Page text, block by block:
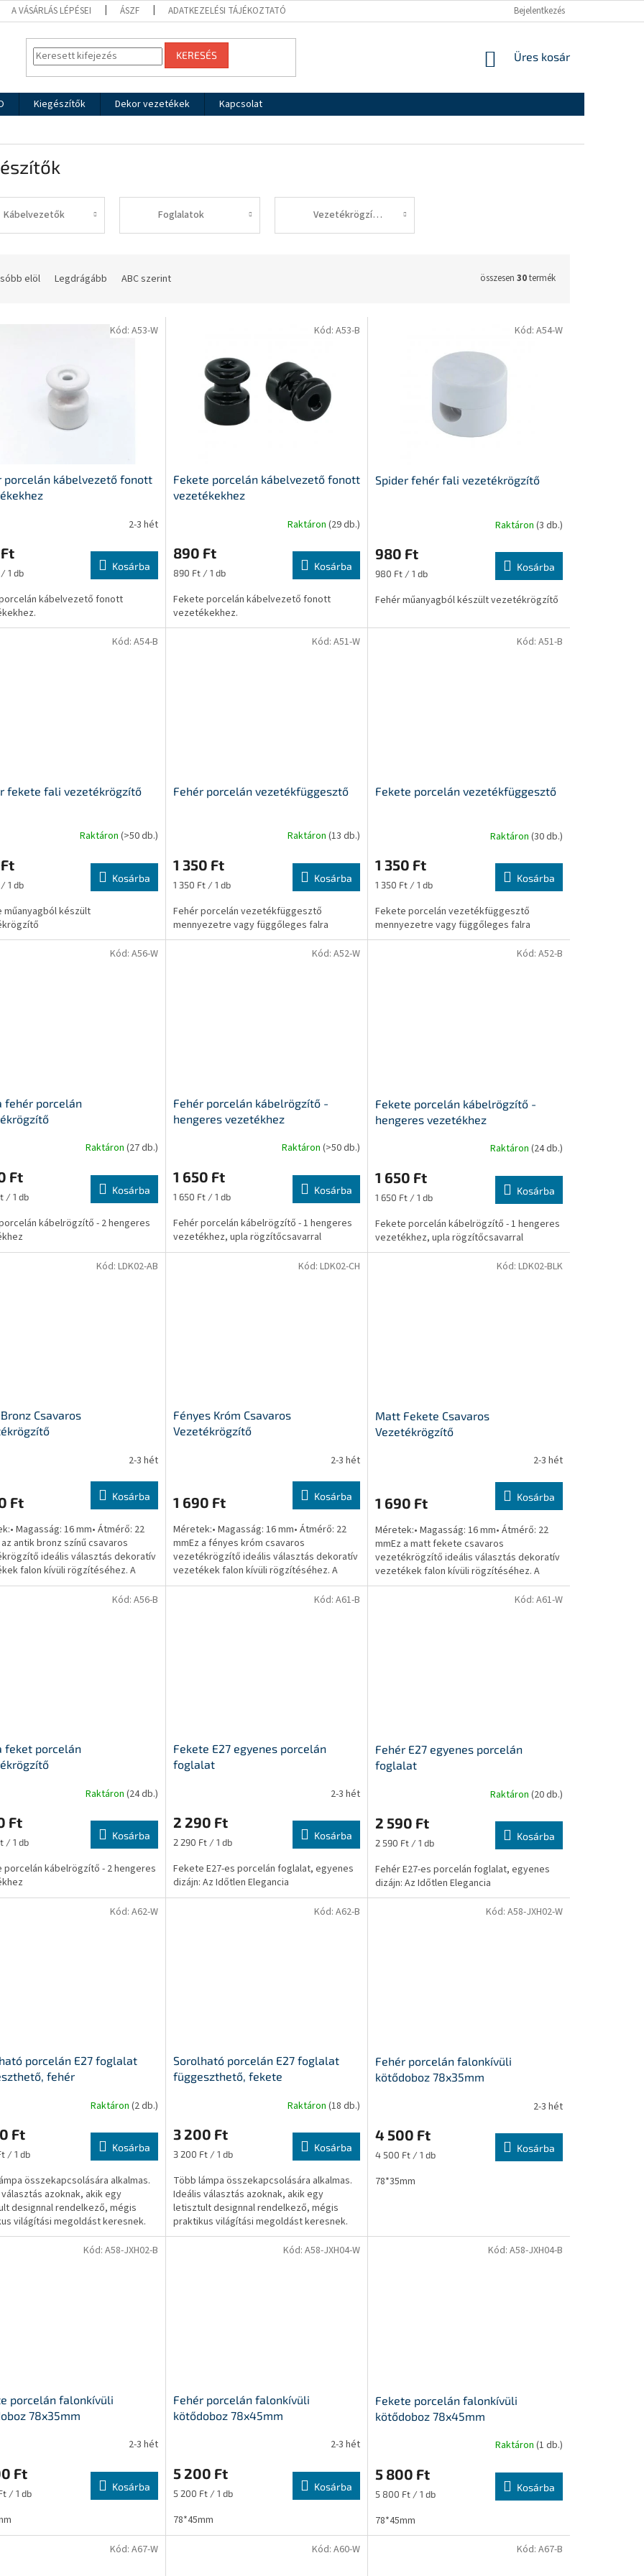
A VÁSÁRLÁS LÉPÉSEI ÁSZF ADATKEZELÉSI TÁJÉKOZTATÓ Bejelentkezés
KERESÉS KOSÁR
Üres kosár
Kiegészítők Dekor vezetékek
Kapcsolat
Kábelvezetők Foglalatok Vezetékrögzítők
elöl Legdrágább ABC szerint összesen 30termék
porcelán kábelvezető fonott
2-3 hét
1 db
Kosárba
kábelvezető fonott
Kód: A53-W
Fekete porcelán kábelvezető fonott
vezetékekhez
Raktáron (29 db.)
890 Ft
Egységár:
890 Ft / 1 db
Kosárba
Fekete porcelán kábelvezető fonott
vezetékekhez.
Kód: A53-B
Spider fehér fali vezetékrögzítő
Raktáron (3 db.)
980 Ft
Egységár:
980 Ft / 1 db
Kosárba
Fehér műanyagból készült vezetékrögzítő
Kód: A54-W
fekete fali vezetékrögzítő
Raktáron (>50 db.)
1 db
Kosárba
műanyagból készült
Kód: A54-B
Fehér porcelán vezetékfüggesztő
Raktáron (13 db.)
1 350 Ft
Egységár:
1 350 Ft / 1 db
Kosárba
Fehér porcelán vezetékfüggesztő
mennyezetre vagy függőleges falra
Kód: A51-W
Fekete porcelán vezetékfüggesztő
Raktáron (30 db.)
1 350 Ft
Egységár:
1 350 Ft / 1 db
Kosárba
Fekete porcelán vezetékfüggesztő
mennyezetre vagy függőleges falra
Kód: A51-B
fehér porcelán
Raktáron (27 db.)
Ft
/ 1 db
Kosárba
kábelrögzítő - 2 hengeres
Kód: A56-W
Fehér porcelán kábelrögzítő -
hengeres vezetékhez
Raktáron (>50 db.)
1 650 Ft
Egységár:
1 650 Ft / 1 db
Kosárba
Fehér porcelán kábelrögzítő - 1 hengeres
vezetékhez, upla rögzítőcsavarral
Kód: A52-W
Fekete porcelán kábelrögzítő -
hengeres vezetékhez
Raktáron (24 db.)
1 650 Ft
Egységár:
1 650 Ft / 1 db
Kosárba
Fekete porcelán kábelrögzítő - 1 hengeres
vezetékhez, upla rögzítőcsavarral
Kód: A52-B
Csavaros
2-3 hét
Ft Kosárba
Magasság: 16 mm• Átmérő: 22
az antik bronz színű csavaros
ideális választás dekoratív
falon kívüli rögzítéséhez. A
Kód: LDK02-AB
Fényes Króm Csavaros
Vezetékrögzítő
2-3 hét
1 690 Ft Kosárba
Méretek:• Magasság: 16 mm• Átmérő: 22
mmEz a fényes króm csavaros
vezetékrögzítő ideális választás dekoratív
vezetékek falon kívüli rögzítéséhez. A
rögzítő alumíniumból készült,...
Kód: LDK02-CH
Matt Fekete Csavaros
Vezetékrögzítő
2-3 hét
1 690 Ft Kosárba
Méretek:• Magasság: 16 mm• Átmérő: 22
mmEz a matt fekete csavaros
vezetékrögzítő ideális választás dekoratív
vezetékek falon kívüli rögzítéséhez. A
rögzítő alumíniumból készült,...
Kód: LDK02-BLK
feket porcelán
Raktáron (24 db.)
Ft
/ 1 db
Kosárba
porcelán kábelrögzítő - 2 hengeres
Kód: A56-B
Fekete E27 egyenes porcelán
foglalat
2-3 hét
2 290 Ft
Egységár:
2 290 Ft / 1 db
Kosárba
Fekete E27-es porcelán foglalat, egyenes
dizájn: Az Időtlen Elegancia
Kód: A61-B
Fehér E27 egyenes porcelán
foglalat
Raktáron (20 db.)
2 590 Ft
Egységár:
2 590 Ft / 1 db
Kosárba
Fehér E27-es porcelán foglalat, egyenes
dizájn: Az Időtlen Elegancia
Kód: A61-W
porcelán E27 foglalat
fehér
Raktáron (2 db.)
Ft
/ 1 db
Kosárba
összekapcsolására alkalmas.
azoknak, akik egy
designnal rendelkező, mégis
világítási megoldást keresnek.
Kód: A62-W
Sorolható porcelán E27 foglalat
függeszthető, fekete
Raktáron (18 db.)
3 200 Ft
Egységár:
3 200 Ft / 1 db
Kosárba
Több lámpa összekapcsolására alkalmas.
Ideális választás azoknak, akik egy
letisztult designnal rendelkező, mégis
praktikus világítási megoldást keresnek.
Kód: A62-B
Fehér porcelán falonkívüli
kötődoboz 78x35mm
2-3 hét
4 500 Ft
Egységár:
4 500 Ft / 1 db
Kosárba
78*35mm
Kód: A58-JXH02-W
porcelán falonkívüli
78x35mm
2-3 hét
Ft
/ 1 db
Kosárba
Kód: A58-JXH02-B
Fehér porcelán falonkívüli
kötődoboz 78x45mm
2-3 hét
5 200 Ft
Egységár:
5 200 Ft / 1 db
Kosárba
78*45mm
Kód: A58-JXH04-W
Fekete porcelán falonkívüli
kötődoboz 78x45mm
Raktáron (1 db.)
5 800 Ft
Egységár:
5 800 Ft / 1 db
Kosárba
78*45mm
Kód: A58-JXH04-B
Kód: A67-W Kód: A60-W Kód: A67-B